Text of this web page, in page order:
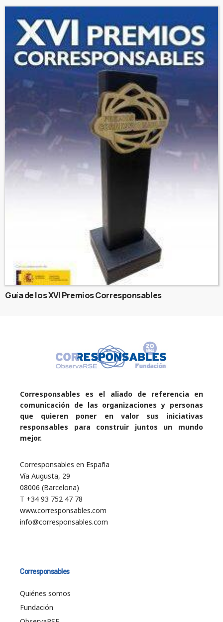
Guía de los XVI Premios Corresponsables
Corresponsables es el aliado de referencia en
comunicación de las organizaciones y personas
que quieren poner en valor sus iniciativas
responsables para construir juntos un mundo
mejor.
Corresponsables en España
Vía Augusta, 29
08006 (Barcelona)
T +34 93 752 47 78
www.corresponsables.com
info@corresponsables.com
Corresponsables
Quiénes somos
Fundación